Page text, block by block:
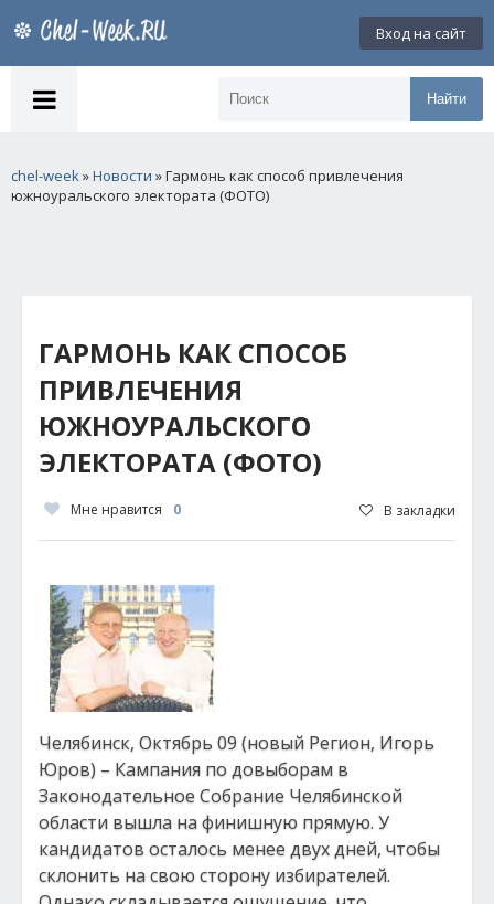
Вход на сайт
Найти
chel-week»Новости » Гармонь как способ привлечения
южноуральского электората (ФОТО)
ГАРМОНЬ КАК СПОСОБ
ПРИВЛЕЧЕНИЯ
ЮЖНОУРАЛЬСКОГО
ЭЛЕКТОРАТА (ФОТО)
Мне нравится 0 В закладки
Челябинск, Октябрь 09 (новый Регион, Игорь
Юров) – Кампания по довыборам в
Законодательное Собрание Челябинской
области вышла на финишную прямую. У
кандидатов осталось менее двух дней, чтобы
склонить на свою сторону избирателей.